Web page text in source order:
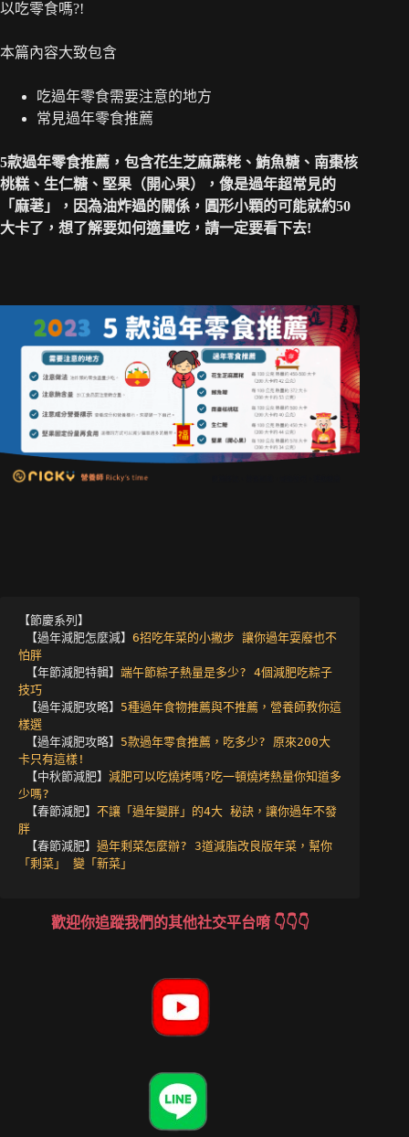
以吃零食嗎?!
本篇內容大致包含
吃過年零食需要注意的地方
常見過年零食推薦
5款過年零食推薦，包含花生芝麻蔴粩、鮪魚糖、南棗核
桃糕、生仁糖、堅果（開心果），像是過年超常見的
「麻荖」，因為油炸過的關係，圓形小顆的可能就約50
大卡了，想了解要如何適量吃，請一定要看下去!
【節慶系列】
【過年減肥怎麼減】 6招吃年菜的小撇步 讓你過年耍廢也不
怕胖
【年節減肥特輯】 端午節粽子熱量是多少? 4個減肥吃粽子
技巧
【過年減肥攻略】 5種過年食物推薦與不推薦，營養師教你這
樣選
【過年減肥攻略】 5款過年零食推薦，吃多少? 原來200大
卡只有這樣!
【中秋節減肥】 減肥可以吃燒烤嗎?吃一頓燒烤熱量你知道多
少嗎?
【春節減肥】 不讓「過年變胖」的4大 秘訣，讓你過年不發
胖
【春節減肥】 過年剩菜怎麼辦? 3道減脂改良版年菜，幫你
「剩菜」 變「新菜」
歡迎你追蹤我們的其他社交平台唷 👇👇👇